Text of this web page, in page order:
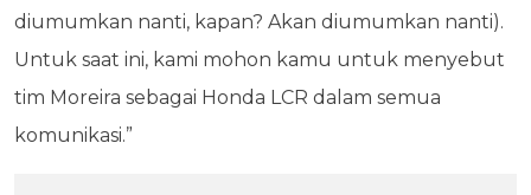
diumumkan nanti, kapan? Akan diumumkan nanti).
Untuk saat ini, kami mohon kamu untuk menyebut
tim Moreira sebagai Honda LCR dalam semua
komunikasi.”